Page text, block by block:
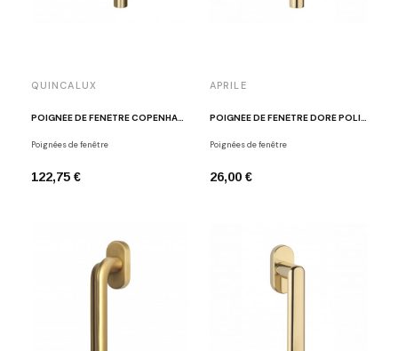
QUINCALUX
POIGNÉE DE FENÊTRE COPENHAGEN OR MAT
Poignées de fenêtre
122,75 €
APRILE
POIGNÉE DE FENÊTRE DORÉ POLI APRILE ARABIS
Poignées de fenêtre
26,00 €